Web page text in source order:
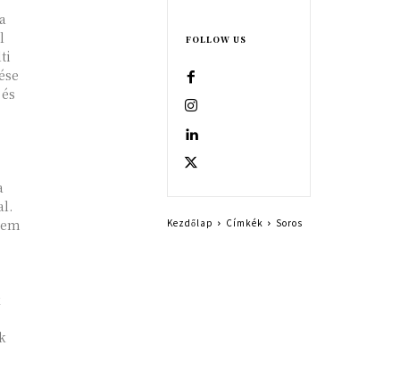
FOLLOW US
Kezdőlap Címkék Soros